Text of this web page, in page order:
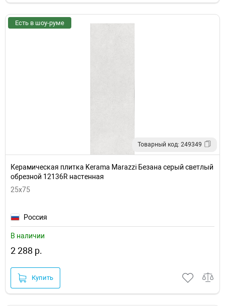
Есть в шоу-руме
Товарный код: 249349
Керамическая плитка Kerama Marazzi Безана серый светлый
обрезной 12136R настенная
25x75
Россия
В наличии
2 288 р.
Купить